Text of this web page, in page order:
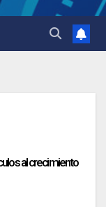
al crecimiento